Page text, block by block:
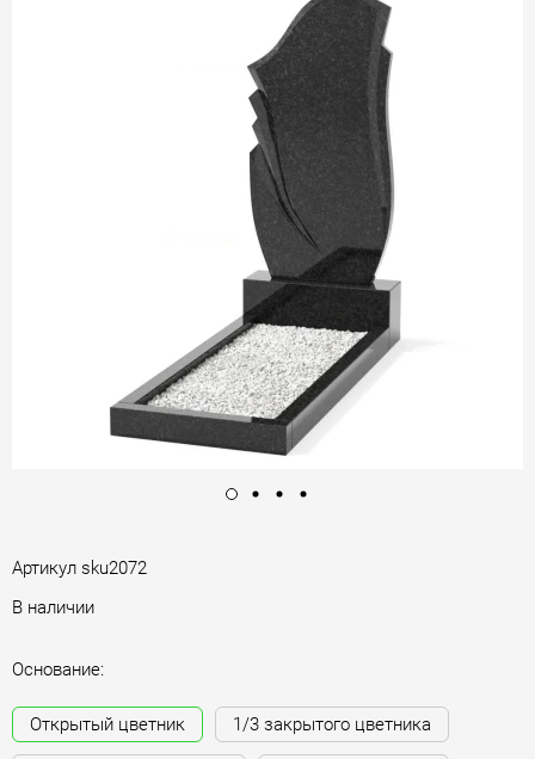
Артикул sku2072
В наличии
Основание:
Открытый цветник 1/3 закрытого цветника